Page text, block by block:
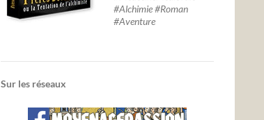
#Alchimie #Roman
#Aventure
Sur les réseaux